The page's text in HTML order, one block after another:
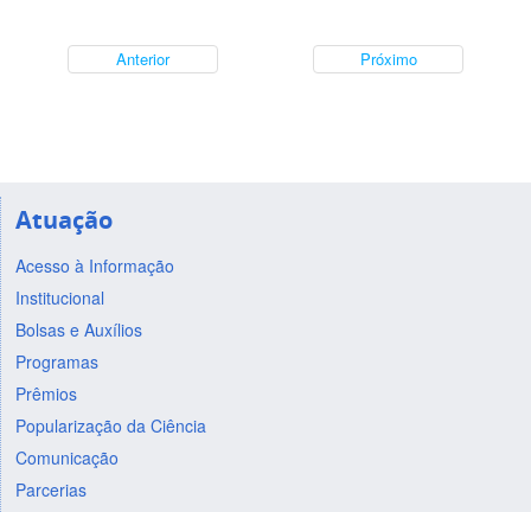
Anterior Próximo
Atuação
Acesso à Informação
Institucional
Bolsas e Auxílios
Programas
Prêmios
Popularização da Ciência
Comunicação
Parcerias